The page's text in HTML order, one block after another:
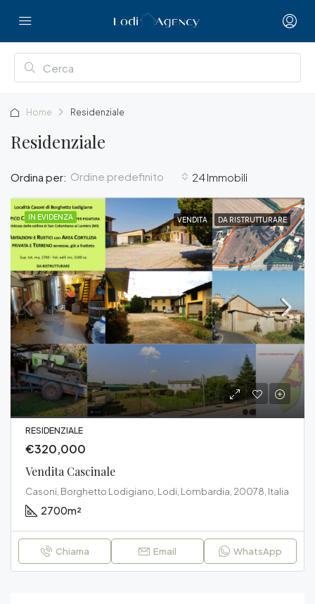
Home Residenziale
Residenziale
24 Immobili
Ordina per: Ordine predefinito
IN EVIDENZA VENDITA DA RISTRUTTURARE
RESIDENZIALE
€320,000
Vendita Cascinale
Casoni, Borghetto Lodigiano, Lodi, Lombardia, 20078, Italia
2700m²
Chiama Email WhatsApp